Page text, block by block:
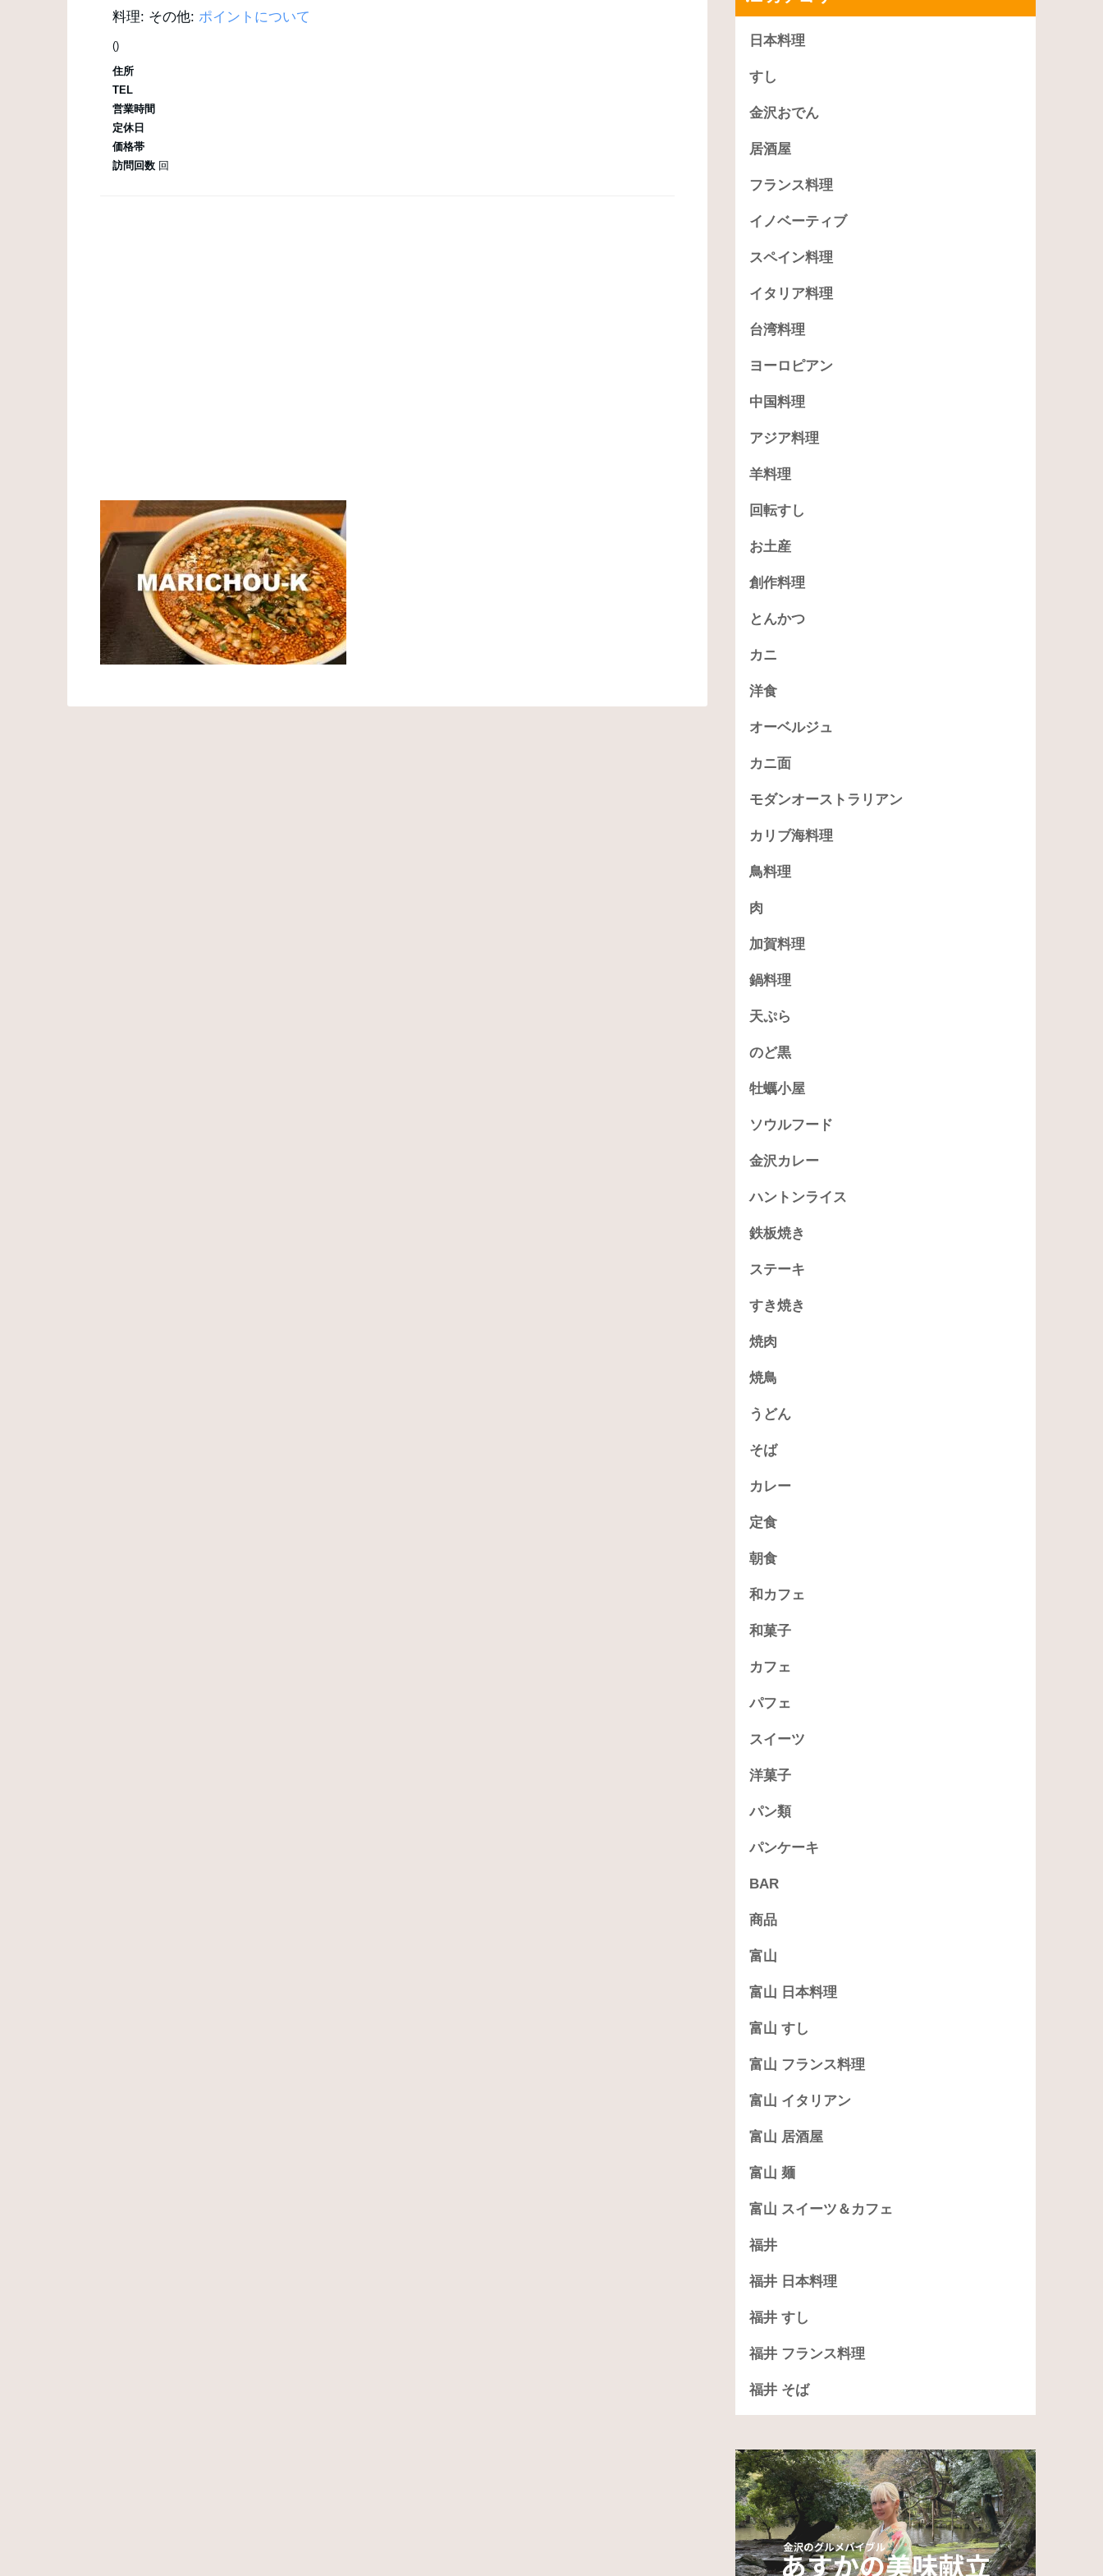
料理: その他: ポイントについて
()
住所
TEL
営業時間
定休日
価格帯
訪問回数 回
日本料理
すし
金沢おでん
居酒屋
フランス料理
イノベーティブ
スペイン料理
イタリア料理
台湾料理
ヨーロピアン
中国料理
アジア料理
羊料理
回転すし
お土産
創作料理
とんかつ
カニ
洋食
オーベルジュ
カニ面
モダンオーストラリアン
カリブ海料理
鳥料理
肉
加賀料理
鍋料理
天ぷら
のど黒
牡蠣小屋
ソウルフード
金沢カレー
ハントンライス
鉄板焼き
ステーキ
すき焼き
焼肉
焼鳥
うどん
そば
カレー
定食
朝食
和カフェ
和菓子
カフェ
パフェ
スイーツ
洋菓子
パン類
パンケーキ
BAR
商品
富山
富山 日本料理
富山 すし
富山 フランス料理
富山 イタリアン
富山 居酒屋
富山 麺
富山 スイーツ＆カフェ
福井
福井 日本料理
福井 すし
福井 フランス料理
福井 そば